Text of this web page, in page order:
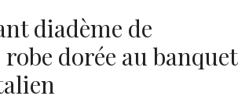
diadème de
dorée au banquet